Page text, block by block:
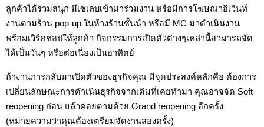
ลูกค้าได้ร่วมสนุก มีเซเลบเข้ามาร่วมงาน หรือมีการโฆษณาอีเว้นท์
งานตามร้าน pop-up ในห้างร้านชั้นนำ หรือมี MC มาดำเนินงาน
พร้อมเวิร์คชอปให้ลูกค้า กิจกรรมการเปิดตัวต่างๆเหล่านี้สามารถจัด
ได้เป็นวันๆ หรือต่อเนื่องเป็นอาทิตย์
ถ้างานการกลับมาเปิดตัวของธุรกิจคุณ มีจุดประสงค์หลักคือ ต้องการ
เปลี่ยนลักษณะการดำเนินธุรกิจจากเดิมที่เคยทำมา คุณอาจจัด Soft
reopening ก่อน แล้วค่อยตามด้วย Grand reopening อีกครั้ง
(หมายความว่าคุณต้องเตรียมจัดงานสองครั้ง)